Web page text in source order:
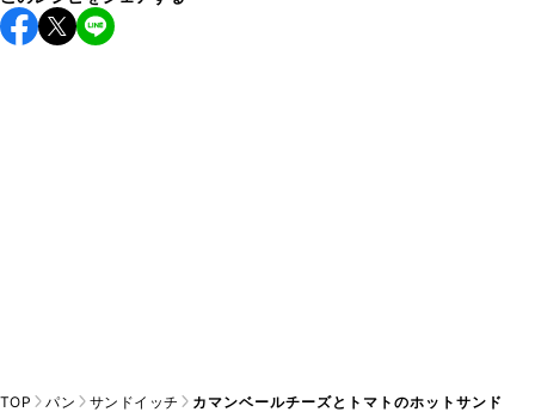
TOP パン サンドイッチ カマンベールチーズとトマトのホットサンド